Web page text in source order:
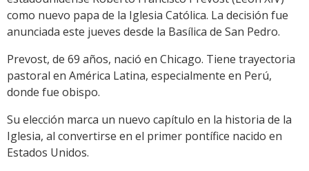
como nuevo papa de la Iglesia Católica. La decisión fue
anunciada este jueves desde la Basílica de San Pedro.
Prevost, de 69 años, nació en Chicago. Tiene trayectoria
pastoral en América Latina, especialmente en Perú,
donde fue obispo.
Su elección marca un nuevo capítulo en la historia de la
Iglesia, al convertirse en el primer pontífice nacido en
Estados Unidos.